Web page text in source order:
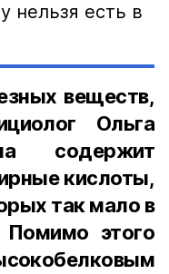
нельзя есть в
веществ,
Ольга
содержит
кислоты,
так мало в
Помимо этого